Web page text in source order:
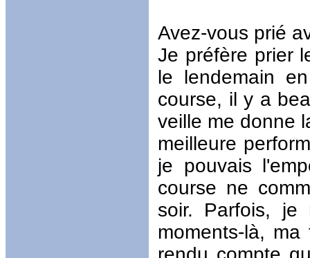
Avez-vous prié
Je préfère prier
le lendemain
course, il y a
veille me donne
meilleure
je pouvais
course ne
soir. Parfois, je
moments-là,